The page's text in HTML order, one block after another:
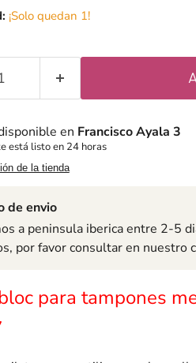
¡Solo quedan 1!
en Francisco Ayala 3
está listo en 24 horas
de la tienda
de envio
a peninsula iberica entre 2-5
por favor consultar en nuestro
para tampones